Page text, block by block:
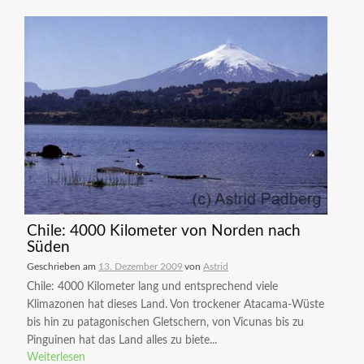
Chile: 4000 Kilometer von Norden nach
Süden
Geschrieben am 13. Dezember 2009 von Astrid
Chile: 4000 Kilometer lang und entsprechend viele
Klimazonen hat dieses Land. Von trockener Atacama-Wüste
bis hin zu patagonischen Gletschern, von Vicunas bis zu
Pinguinen hat das Land alles zu biete...
Weiterlesen